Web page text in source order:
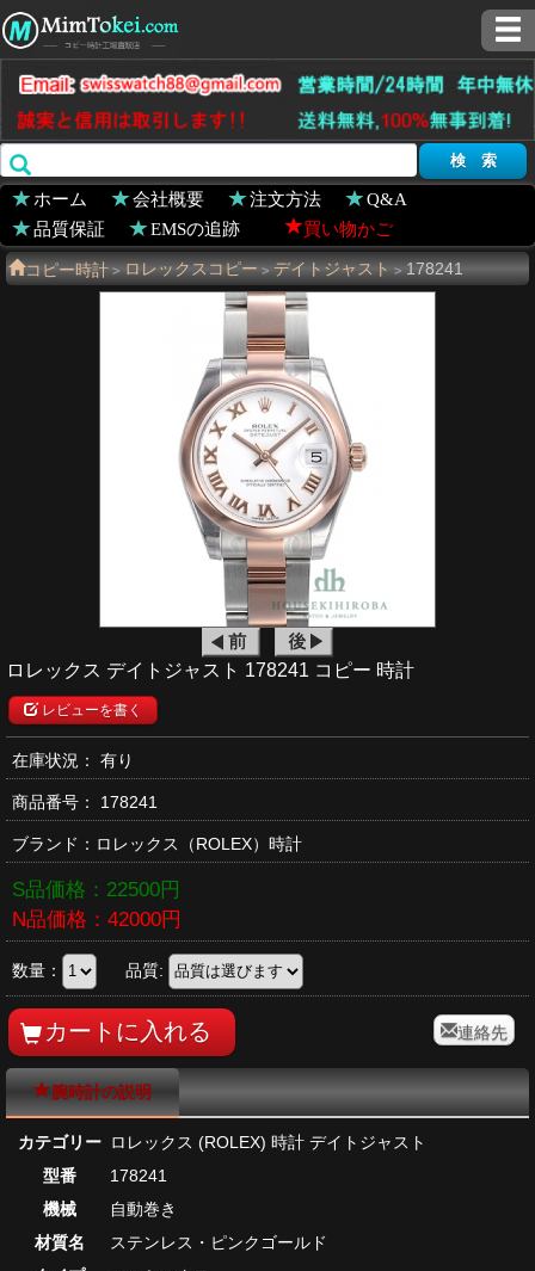
ホーム 会社概要 注文方法
Q&A
品質保証
EMSの追跡 買い物かご
コピー時計 > ロレックスコピー > デイトジャスト > 178241
ロレックス デイトジャスト 178241 コピー 時計
レビューを書く
在庫状況： 有り
商品番号： 178241
ブランド： ロレックス （ROLEX）時計
S品価格： 22500円
N品価格： 42000円
数量： 品質:
連絡先
腕時計の説明
カテゴリー ロレックス (ROLEX) 時計 デイトジャスト
型番
178241
機械
自動巻き
材質名
ステンレス・ピンクゴールド